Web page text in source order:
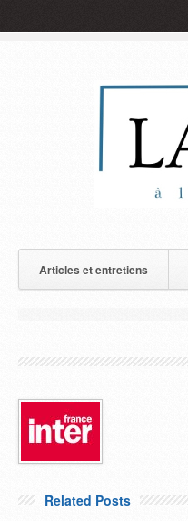
Articles et entretiens
Related Posts